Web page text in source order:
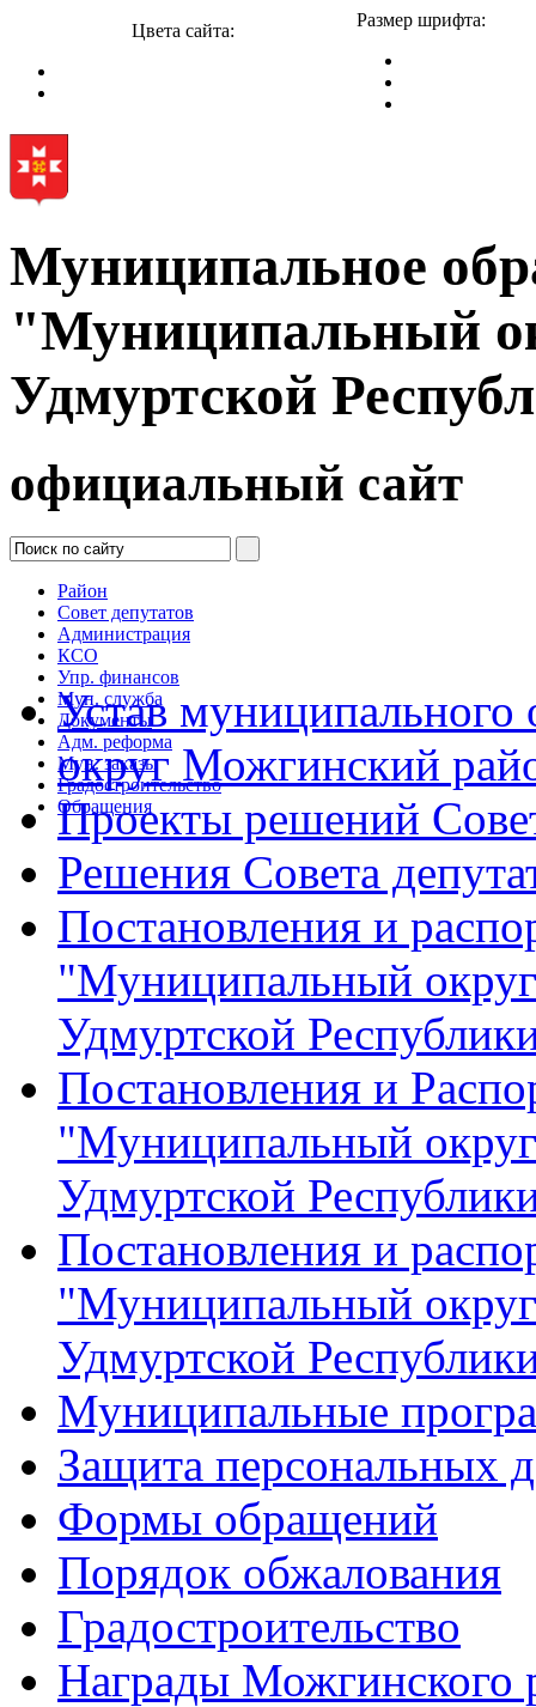
Цвета сайта:
Размер шрифта:
Муниципальное
"Муниципальный
Удмуртской
официальный сайт
Район
Совет депутатов
Администрация
КСО
Упр. финансов
Мун. служба
Документы
Адм. реформа
Мун. заказы
Градостроительство
Обращения
Устав
округ Можгинский
Проекты решений
Решения Совета
Постановления и
"Муниципальный
Удмуртской
Постановления и
"Муниципальный
Удмуртской
Постановления и
"Муниципальный
Удмуртской
Муниципальные
Защита персональных
Формы обращений
Порядок обжалования
Градостроительство
Награды Можгинского